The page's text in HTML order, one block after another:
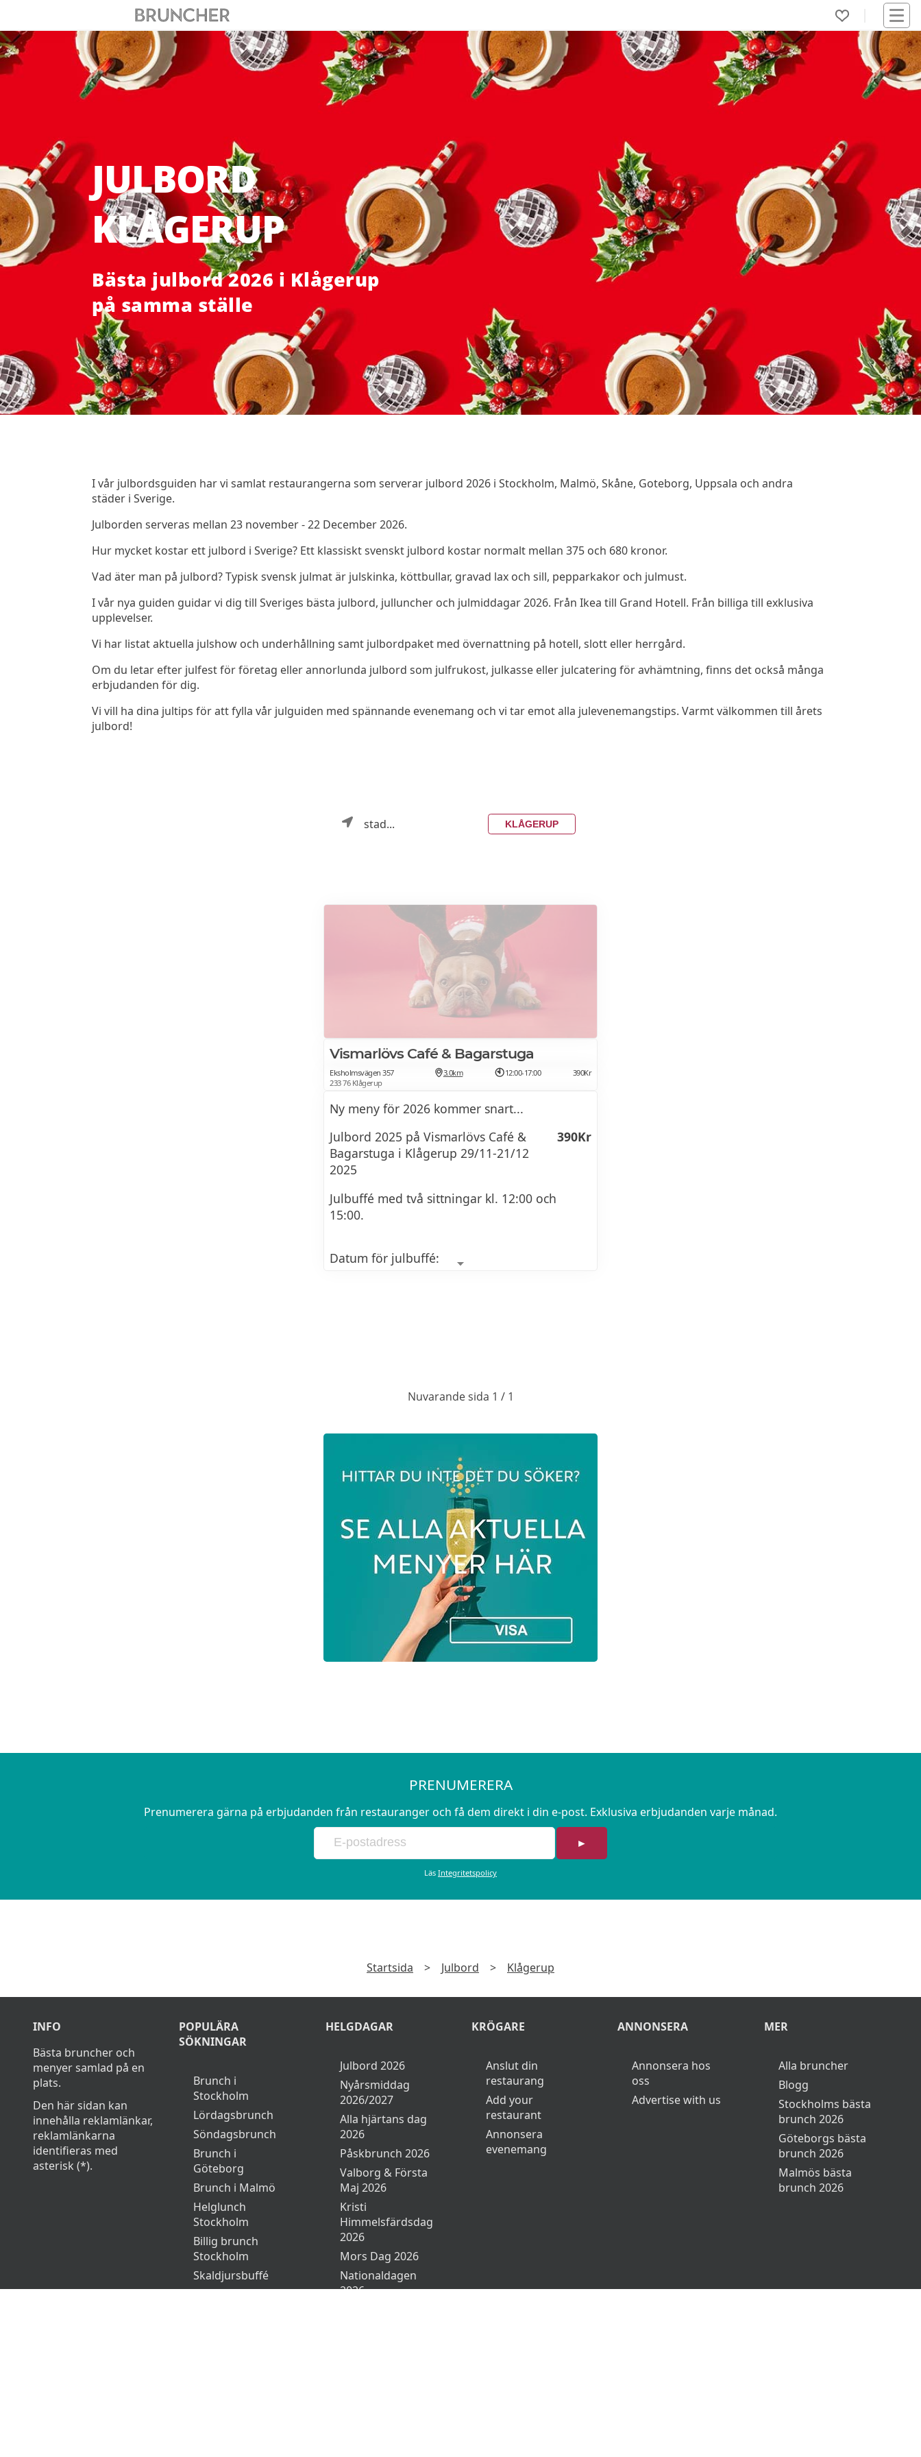
JULBORD
KLÅGERUP
Bästa julbord 2026 i Klågerup
på samma ställe
I vår julbordsguiden har vi samlat restaurangerna som serverar julbord 2026 i Stockholm, Malmö, Skåne, Goteborg, Uppsala och andra
städer i Sverige.
Julborden serveras mellan 23 november - 22 December 2026.
Hur mycket kostar ett julbord i Sverige? Ett klassiskt svenskt julbord kostar normalt mellan 375 och 680 kronor.
Vad äter man på julbord? Typisk svensk julmat är julskinka, köttbullar, gravad lax och sill, pepparkakor och julmust.
I vår nya guiden guidar vi dig till Sveriges bästa julbord, julluncher och julmiddagar 2026. Från Ikea till Grand Hotell. Från billiga till exklusiva
upplevelser.
Vi har listat aktuella julshow och underhållning samt julbordpaket med övernattning på hotell, slott eller herrgård.
Om du letar efter julfest för företag eller annorlunda julbord som julfrukost, julkasse eller julcatering för avhämtning, finns det också många
erbjudanden för dig.
Vi vill ha dina jultips för att fylla vår julguiden med spännande evenemang och vi tar emot alla julevenemangstips. Varmt välkommen till årets
julbord!
stad... KLÅGERUP
Vismarlövs Café & Bagarstuga
Eksholmsvägen 357
233 76 Klågerup
3.0km 12:00-17:00 390Kr
Ny meny för 2026 kommer snart...
Julbord 2025 på Vismarlövs Café &
Bagarstuga i Klågerup 29/11-21/12
2025
390Kr
Julbuffé med två sittningar kl. 12:00 och
15:00.
Datum för julbuffé:
Nuvarande sida 1 / 1
PRENUMERERA
Prenumerera gärna på erbjudanden från restauranger och få dem direkt i din e-post. Exklusiva erbjudanden varje månad.
►
Läs Integritetspolicy
Startsida > Julbord > Klågerup
INFO
Bästa bruncher och
menyer samlad på en
plats.
Den här sidan kan
innehålla reklamlänkar,
reklamlänkarna
identifieras med
asterisk (*).
POPULÄRA
SÖKNINGAR
Brunch i
Stockholm
Lördagsbrunch
Söndagsbrunch
Brunch i
Göteborg
Brunch i Malmö
Helglunch
Stockholm
Billig brunch
Stockholm
Skaldjursbuffé
HELGDAGAR
Julbord 2026
Nyårsmiddag
2026/2027
Alla hjärtans dag
2026
Påskbrunch 2026
Valborg & Första
Maj 2026
Kristi
Himmelsfärdsdag
2026
Mors Dag 2026
Nationaldagen
2026
KRÖGARE
Anslut din
restaurang
Add your
restaurant
Annonsera
evenemang
ANNONSERA
Annonsera hos
oss
Advertise with us
MER
Alla bruncher
Blogg
Stockholms bästa
brunch 2026
Göteborgs bästa
brunch 2026
Malmös bästa
brunch 2026